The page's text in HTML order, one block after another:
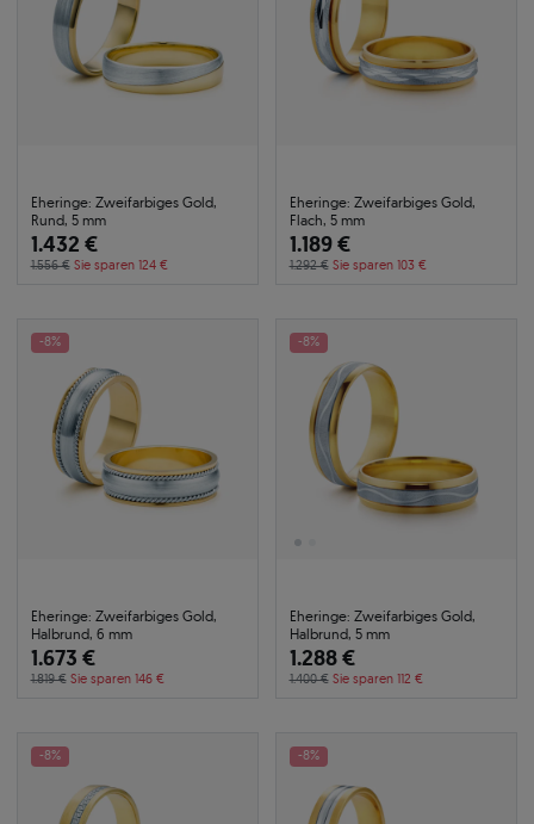
Eheringe: Zweifarbiges Gold,
Rund, 5 mm
1.432 €
1.556 € Sie sparen 124 €
Eheringe: Zweifarbiges Gold,
Flach, 5 mm
1.189 €
1.292 € Sie sparen 103 €
-8%
Eheringe: Zweifarbiges Gold,
Halbrund, 6 mm
1.673 €
1.819 € Sie sparen 146 €
-8%
Eheringe: Zweifarbiges Gold,
Halbrund, 5 mm
1.288 €
1.400 € Sie sparen 112 €
-8% -8%